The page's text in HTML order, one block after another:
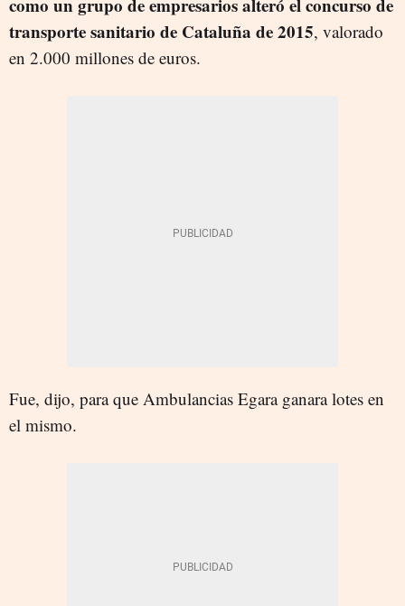
como un grupo de empresarios alteró el concurso de
transporte sanitario de Cataluña de 2015, valorado
en 2.000 millones de euros.
Fue, dijo, para que Ambulancias Egara ganara lotes en
el mismo.